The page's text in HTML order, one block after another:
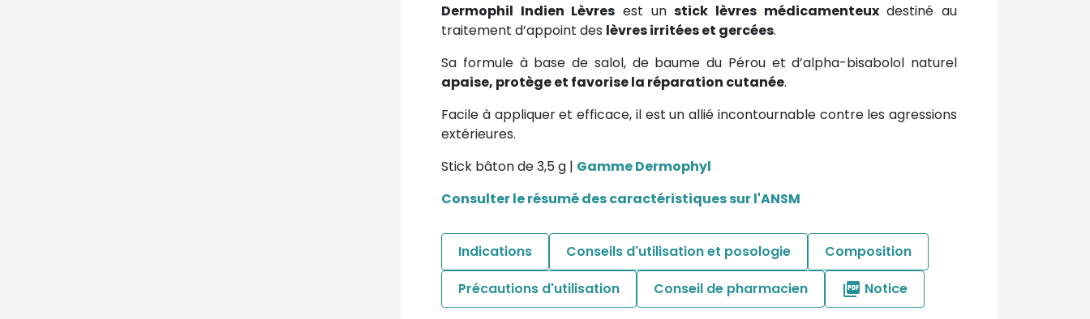
Dermophil Indien Lèvres est unstick lèvres médicamenteuxdestiné au
traitement d’appoint des lèvres irritées et gercées.
Sa formule à base de salol, de baume du Pérou et d’alpha-bisabolol naturel
apaise, protège et favorise la réparation cutanée.
Facile à appliquer et efficace, il est un allié incontournable contre les agressions
extérieures.
Stick bâton de 3,5 g | Gamme Dermophyl
Consulter le résumé des caractéristiques sur l'ANSM
Indications Conseils d'utilisation et posologie
Composition
Précautions d'utilisation
Conseil de pharmacien  Notice